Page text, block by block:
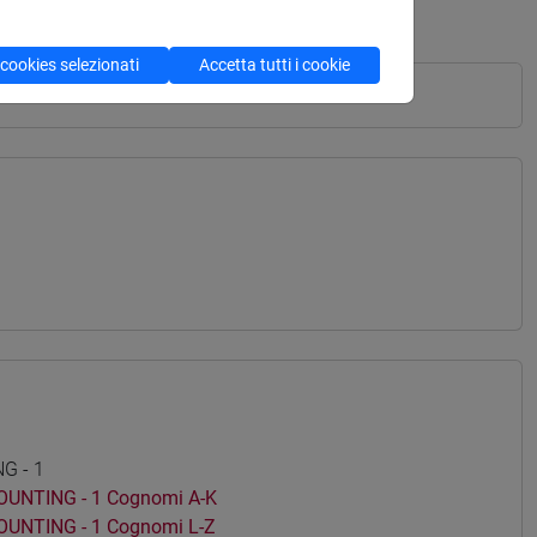
- 1
- 1 Cognomi A-K
- 1 Cognomi L-Z
selezionati Accetta tutti i cookie